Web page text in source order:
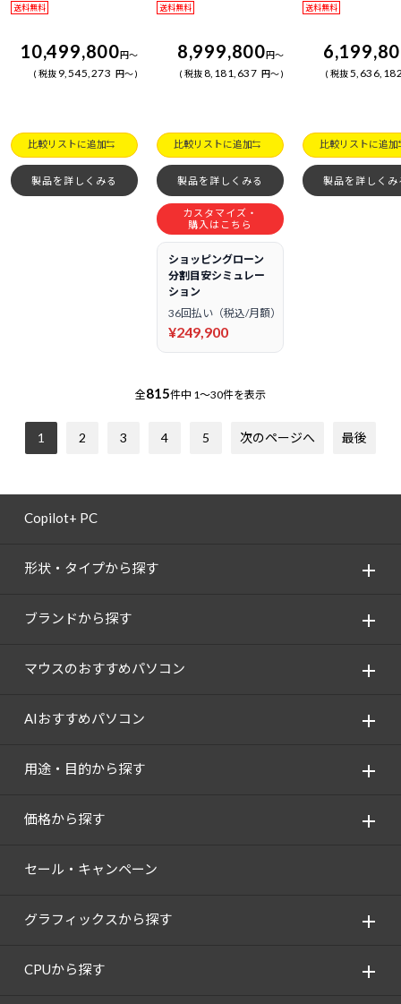
送料無料
10,499,800円～
税抜 9,545,273 円～
比較リストに追加
製品を詳しくみる
送料無料
8,999,800円～
税抜8,181,637 円～
比較リストに追加
製品を詳しくみる
カスタマイズ・
購入はこちら
ショッピングローン
分割目安シミュレー
ション
36回払い（税込/月額）
¥249,900
送料無料
税抜
比較リストに追加
製品を詳しくみ
全815件中 1～30件を表示
1 2 3 4 5 次のページへ 最後
Copilot+ PC
形状・タイプから探す
ブランドから探す
マウスのおすすめパソコン
AIおすすめパソコン
用途・目的から探す
価格から探す
セール・キャンペーン
グラフィックスから探す
CPUから探す